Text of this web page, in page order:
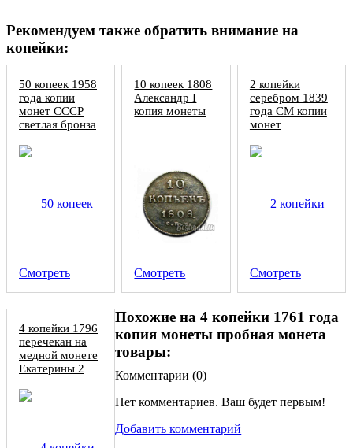
Рекомендуем также обратить внимание на
копейки:
50 копеек 1958
года копии
монет СССР
светлая бронза
Смотреть
10 копеек 1808
Александр I
копия монеты
Смотреть
2 копейки
серебром 1839
года СМ копии
монет
Смотреть
4 копейки 1796
перечекан на
медной монете
Екатерины 2
надпись
Похожие на 4 копейки 1761 года
копия монеты пробная монета
товары:
Комментарии (0)
Нет комментариев. Ваш будет первым!
Добавить комментарий